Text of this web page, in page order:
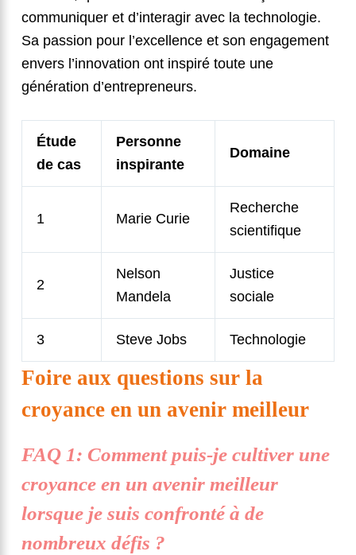
communiquer et d’interagir avec la technologie.
Sa passion pour l’excellence et son engagement
envers l’innovation ont inspiré toute une
génération d’entrepreneurs.
Étude
de cas
Personne
inspirante
Domaine
1 Marie Curie
Recherche
scientifique
2
Nelson
Mandela
Justice
sociale
3 Steve Jobs Technologie
Foire aux questions sur la
croyance en un avenir meilleur
FAQ 1: Comment puis-je cultiver une
croyance en un avenir meilleur
lorsque je suis confronté à de
nombreux défis ?